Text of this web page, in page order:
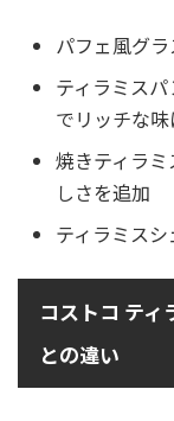
パフェ風グ
ティラミス
でリッチな味
焼きティラ
しさを追加
ティラミス
コストコ ティ
との違い